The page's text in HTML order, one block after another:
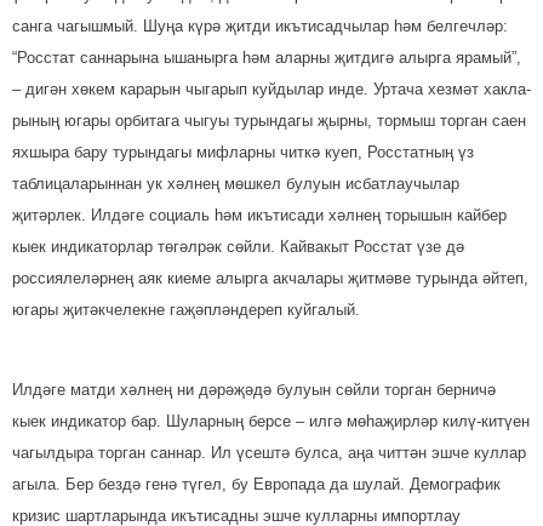
санга чагышмый. Шуңа күрә җитди икътисадчылар һәм бел­гечләр:
“Росстат саннарына ышанырга һәм алар­ны җитдигә алырга ярамый”,
– дигән хөкем карарын чыгарып куйдылар инде. Уртача хезмәт хакла­
рының югары орбитага чыгуы турындагы җырны, тормыш торган саен
яхшыра бару турындагы мифларны читкә куеп, Росстатның үз
таблицаларыннан ук хәлнең мөшкел булуын исбат­лау­чылар
җитәрлек. Илдәге социаль һәм икътисади хәлнең торышын кайбер
кыек индикаторлар төгәл­рәк сөйли. Кайвакыт Росстат үзе дә
россиялеләрнең аяк киеме алырга акчалары җитмә­ве турында әйтеп,
югары җитәк­челекне гаҗәплән­дереп куйгалый.
Илдәге матди хәлнең ни дә­рә­җәдә булуын сөйли торган бер­ни­чә
кыек индикатор бар. Шу­ларның берсе – илгә мөһаҗирләр килү-китүен
чагылдыра торган саннар. Ил үсештә булса, аңа читтән эшче куллар
агыла. Бер бездә генә түгел, бу Европада да шулай. Демографик
кризис шартларында икътисадны эшче кулларны импортлау